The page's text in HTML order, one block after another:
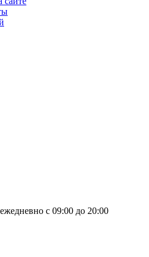
с 09:00 до 20:00